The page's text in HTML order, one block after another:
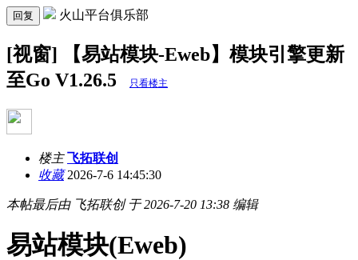
回复 火山平台俱乐部
[视窗] 【易站模块-Eweb】模块引擎更新
至Go V1.26.5
只看楼主
楼主 飞拓联创
收藏2026-7-6 14:45:30
本帖最后由 飞拓联创 于 2026-7-20 13:38 编辑
易站模块(Eweb)